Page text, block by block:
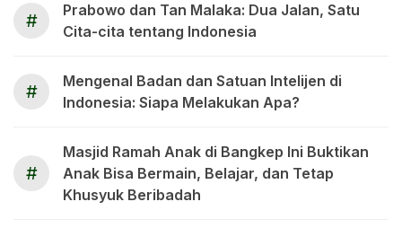
#
Prabowo dan Tan Malaka: Dua Jalan, Satu
Cita-cita tentang Indonesia
#
Mengenal Badan dan Satuan Intelijen di
Indonesia: Siapa Melakukan Apa?
#
Masjid Ramah Anak di Bangkep Ini Buktikan
Anak Bisa Bermain, Belajar, dan Tetap
Khusyuk Beribadah